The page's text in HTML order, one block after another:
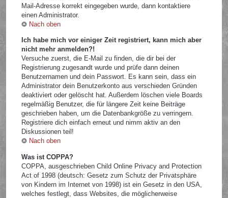
Mail-Adresse korrekt eingegeben wurde, dann kontaktiere
einen Administrator.
Nach oben
Ich habe mich vor einiger Zeit registriert, kann mich aber
nicht mehr anmelden?!
Versuche zuerst, die E-Mail zu finden, die dir bei der
Registrierung zugesandt wurde und prüfe dann deinen
Benutzernamen und dein Passwort. Es kann sein, dass ein
Administrator dein Benutzerkonto aus verschieden Gründen
deaktiviert oder gelöscht hat. Außerdem löschen viele Boards
regelmäßig Benutzer, die für längere Zeit keine Beiträge
geschrieben haben, um die Datenbankgröße zu verringern.
Registriere dich einfach erneut und nimm aktiv an den
Diskussionen teil!
Nach oben
Was ist COPPA?
COPPA, ausgeschrieben Child Online Privacy and Protection
Act of 1998 (deutsch: Gesetz zum Schutz der Privatsphäre
von Kindern im Internet von 1998) ist ein Gesetz in den USA,
welches festlegt, dass Websites, die möglicherweise